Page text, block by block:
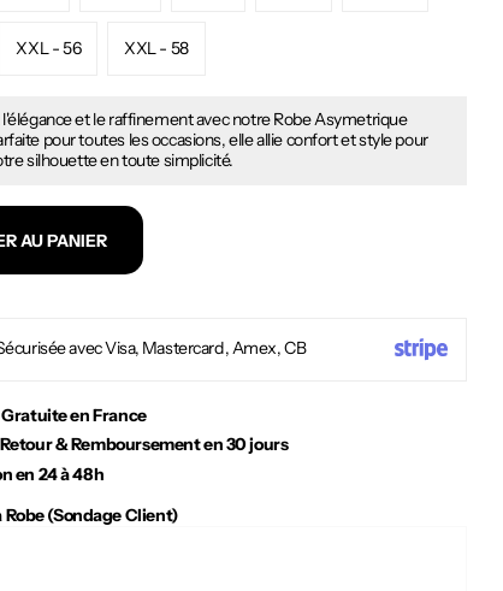
XXL - 56 XXL - 58
et le raffinement avec notre Robe Asymetrique
pour toutes les occasions, elle allie confort et style pour
silhouette en toute simplicité.
AU PANIER
avec Visa, Mastercard, Amex, CB
en France
& Remboursement en 30 jours
en 24 à 48h
(Sondage Client)